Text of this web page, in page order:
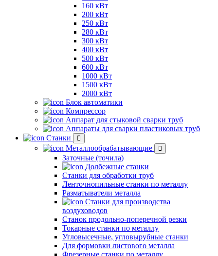
160 кВт
200 кВт
250 кВт
280 кВт
300 кВт
400 кВт
500 кВт
600 кВт
1000 кВт
1500 кВт
2000 кВт
Блок автоматики
Компрессор
Аппарат для стыковой сварки труб
Аппараты для сварки пластиковых труб
Станки
Металлообрабатывающие
Заточные (точила)
Долбежные станки
Станки для обработки труб
Ленточнопильные станки по металлу
Разматыватели металла
Станки для производства
воздуховодов
Станок продольно-поперечной резки
Токарные станки по металлу
Угловысечные, угловырубные станки
Для формовки листового металла
Фрезерные станки по металлу